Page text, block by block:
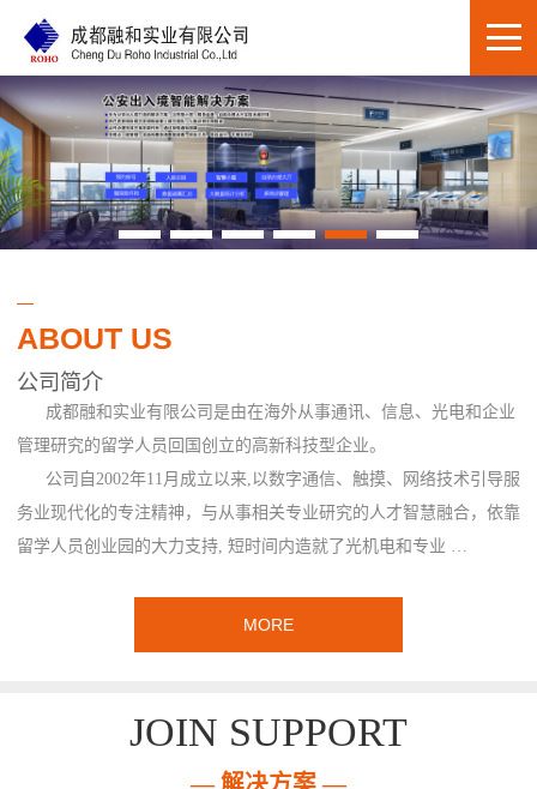
ABOUT US
公司简介
成都融和实业有限公司是由在海外从事通讯、信息、光电和企业
管理研究的留学人员回国创立的高新科技型企业。
公司自2002年11月成立以来,以数字通信、触摸、网络技术引导服
务业现代化的专注精神，与从事相关专业研究的人才智慧融合，依靠
留学人员创业园的大力支持, 短时间内造就了光机电和专业 …
MORE
JOIN SUPPORT
— 解决方案 —